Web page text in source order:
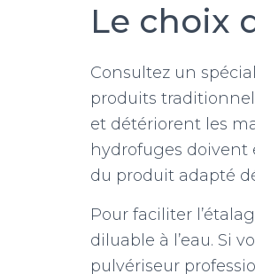
Le choix
Consultez un
produits
et détériorent les
hydrofuges doivent
du produit adapté
Pour faciliter
diluable à l’eau. Si
pulvériseur